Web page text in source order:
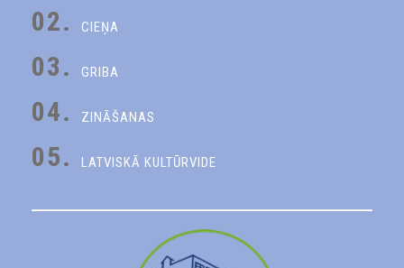
02. CIEŅA
03. GRIBA
04. ZINĀŠANAS
05. LATVISKĀ KULTŪRVIDE